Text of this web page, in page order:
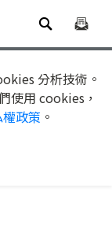
分析技術。
使用 cookies，
政策 。